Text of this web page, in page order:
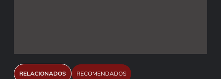
RELACIONADOS RECOMENDADOS